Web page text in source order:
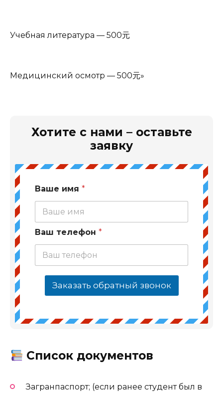
Учебная литература — 500元
Медицинский осмотр — 500元»
Хотите с нами – оставьте
заявку
Ваше имя *
Ваш телефон *
Заказать обратный звонок
Список документов
Загранпаспорт; (если ранее студент был в